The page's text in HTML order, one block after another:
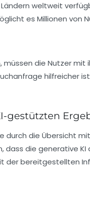
Ländern weltweit
es Millionen von
müssen die Nutzer
hilfreicher
gestützten
durch die Übersicht
dass die generative
der bereitgestellten